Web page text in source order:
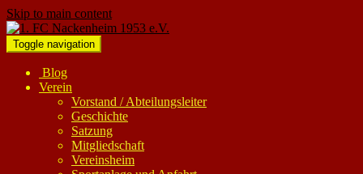
Skip to main content
Toggle navigation
Blog
Verein
Vorstand / Abteilungsleiter
Geschichte
Satzung
Mitgliedschaft
Vereinsheim